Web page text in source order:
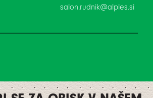
salon.rudnik@alples.si